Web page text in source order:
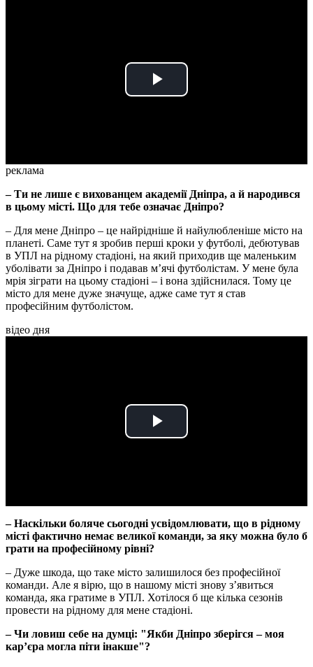
Play
реклама
– Ти не лише є вихованцем академії Дніпра, а й народився
в цьому місті. Що для тебе означає Дніпро?
– Для мене Дніпро – це найрідніше й найулюбленіше місто на
планеті. Саме тут я зробив перші кроки у футболі, дебютував
в УПЛ на рідному стадіоні, на який приходив ще маленьким
уболівати за Дніпро і подавав м’ячі футболістам. У мене була
мрія зіграти на цьому стадіоні – і вона здійснилася. Тому це
місто для мене дуже значуще, адже саме тут я став
професійним футболістом.
відео дня
Play
– Наскільки боляче сьогодні усвідомлювати, що в рідному
місті фактично немає великої команди, за яку можна було б
грати на професійному рівні?
– Дуже шкода, що таке місто залишилося без професійної
команди. Але я вірю, що в нашому місті знову з’явиться
команда, яка гратиме в УПЛ. Хотілося б ще кілька сезонів
провести на рідному для мене стадіоні.
– Чи ловиш себе на думці: "Якби Дніпро зберігся – моя
кар’єра могла піти інакше"?